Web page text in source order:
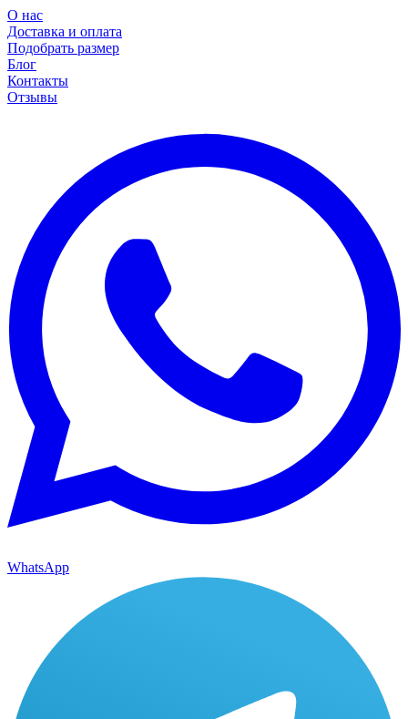
О нас
Доставка и оплата
Подобрать размер
Блог
Контакты
Отзывы
WhatsApp